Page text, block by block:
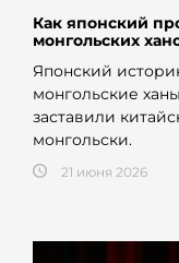
Как японский
монгольских
Японский
монгольские
заставили
монгольски.
21 июня 2026